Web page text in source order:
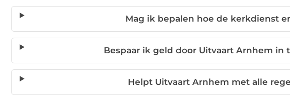
Mag ik bepalen hoe de kerkdienst
Bespaar ik geld door Uitvaart Arnhem in
Helpt Uitvaart Arnhem met alle